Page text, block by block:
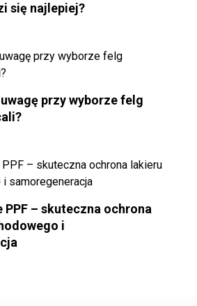
się najlepiej?
przy wyborze felg
PPF – skuteczna ochrona
i